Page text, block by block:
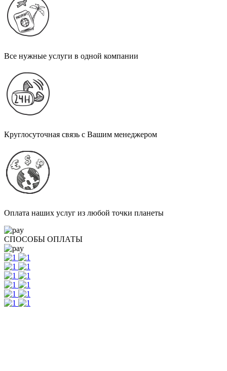
Все нужные услуги в одной компании
Круглосуточная связь с Вашим менеджером
Оплата наших услуг из любой точки планеты
СПОСОБЫ ОПЛАТЫ